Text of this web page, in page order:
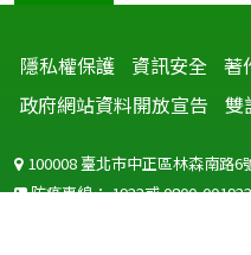
隱私權保護 資訊安全 著
政府網站資料開放宣告
雙
100008 臺北市中正區林森南路6
防疫專線：1922或0800-001922